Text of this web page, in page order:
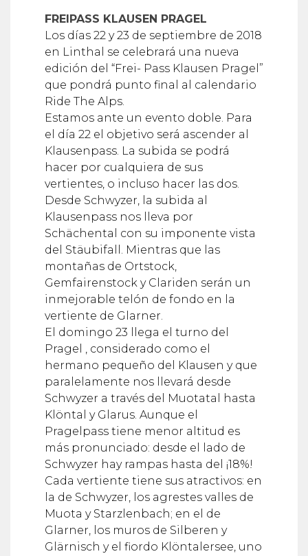
FREIPASS KLAUSEN PRAGEL
Los días 22 y 23 de septiembre de 2018
en Linthal se celebrará una nueva
edición del “Frei- Pass Klausen Pragel”
que pondrá punto final al calendario
Ride The Alps.
Estamos ante un evento doble. Para
el día 22 el objetivo será ascender al
Klausenpass. La subida se podrá
hacer por cualquiera de sus
vertientes, o incluso hacer las dos.
Desde Schwyzer, la subida al
Klausenpass nos lleva por
Schächental con su imponente vista
del Stäubifall. Mientras que las
montañas de Ortstock,
Gemfairenstock y Clariden serán un
inmejorable telón de fondo en la
vertiente de Glarner.
El domingo 23 llega el turno del
Pragel , considerado como el
hermano pequeño del Klausen y que
paralelamente nos llevará desde
Schwyzer a través del Muotatal hasta
Klöntal y Glarus. Aunque el
Pragelpass tiene menor altitud es
más pronunciado: desde el lado de
Schwyzer hay rampas hasta del ¡18%!
Cada vertiente tiene sus atractivos: en
la de Schwyzer, los agrestes valles de
Muota y Starzlenbach; en el de
Glarner, los muros de Silberen y
Glärnisch y el fiordo Klöntalersee, uno